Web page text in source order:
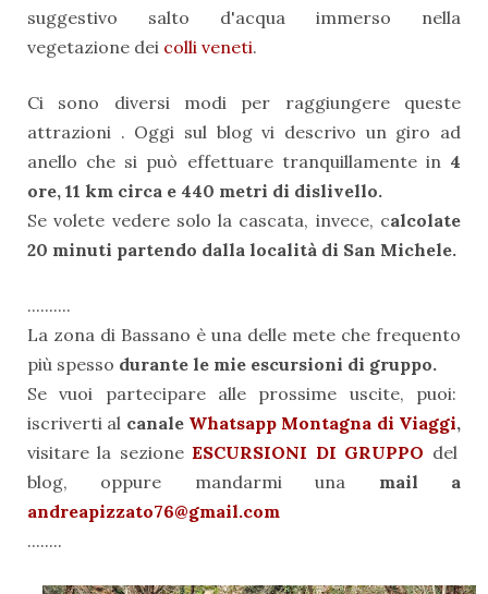
suggestivo salto d'acqua immerso nella
vegetazione dei colli veneti.
Ci sono diversi modi per raggiungere queste
attrazioni . Oggi sul blog vi descrivo un giro ad
anello che si può effettuare tranquillamente in 4
ore, 11 km circa e 440 metri di dislivello.
Se volete vedere solo la cascata, invece, calcolate
20 minuti partendo dalla località di San Michele.
..........
La zona di Bassano è una delle mete che frequento
più spesso durante le mie escursioni di gruppo.
Se vuoi partecipare alle prossime uscite, puoi:
iscriverti al canale Whatsapp Montagna di Viaggi,
visitare la sezione ESCURSIONI DI GRUPPO del
blog, oppure mandarmi una mail a
andreapizzato76@gmail.com
........